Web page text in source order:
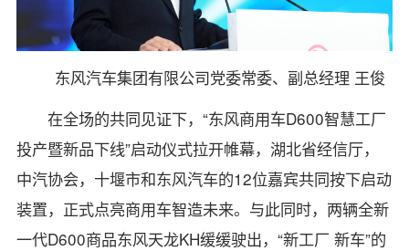
东风汽车集团有限公司党委常委、副总经理 王俊
在全场的共同见证下，“东风商用车D600智慧工厂
投产暨新品下线”启动仪式拉开帷幕，湖北省经信厅，
中汽协会，十堰市和东风汽车的12位嘉宾共同按下启动
装置，正式点亮商用车智造未来。与此同时，两辆全新
一代D600商品东风天龙KH缓缓驶出，“新工厂 新车”的